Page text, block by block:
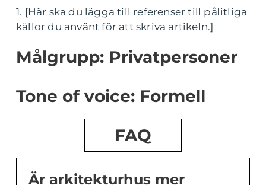
1. [Här ska du lägga till referenser till pålitliga
källor du använt för att skriva artikeln.]
Målgrupp: Privatpersoner
Tone of voice: Formell
FAQ
Är arkitekturhus mer